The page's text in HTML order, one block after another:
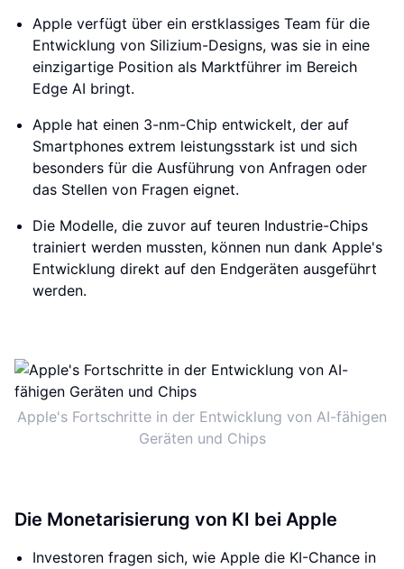
Apple verfügt über ein erstklassiges Team für die
Entwicklung von Silizium-Designs, was sie in eine
einzigartige Position als Marktführer im Bereich
Edge AI bringt.
Apple hat einen 3-nm-Chip entwickelt, der auf
Smartphones extrem leistungsstark ist und sich
besonders für die Ausführung von Anfragen oder
das Stellen von Fragen eignet.
Die Modelle, die zuvor auf teuren Industrie-Chips
trainiert werden mussten, können nun dank Apple's
Entwicklung direkt auf den Endgeräten ausgeführt
werden.
Apple's Fortschritte in der Entwicklung von AI-fähigen
Geräten und Chips
Die Monetarisierung von KI bei Apple
Investoren fragen sich, wie Apple die KI-Chance in